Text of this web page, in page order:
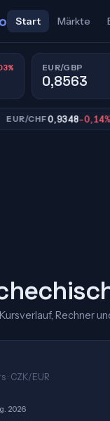
Start Märkte
EUR/GBP
0,8563
CHF0,9348-0,14%
Rechner
· CZK/EUR
2026